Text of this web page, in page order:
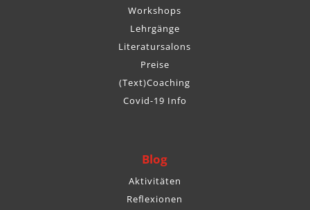
Workshops
Lehrgänge
Literatursalons
Preise
(Text)Coaching
Covid-19 Info
Blog
Aktivitäten
Reflexionen